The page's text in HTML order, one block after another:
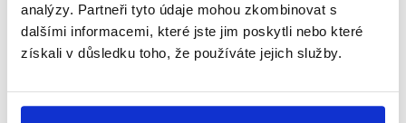
analýzy. Partneři tyto údaje mohou zkombinovat s
dalšími informacemi, které jste jim poskytli nebo které
získali v důsledku toho, že používáte jejich služby.
nepravdy se zrovna v Česku šíří.